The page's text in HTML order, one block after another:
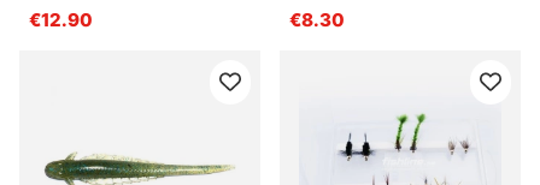
€12.90
€8.30